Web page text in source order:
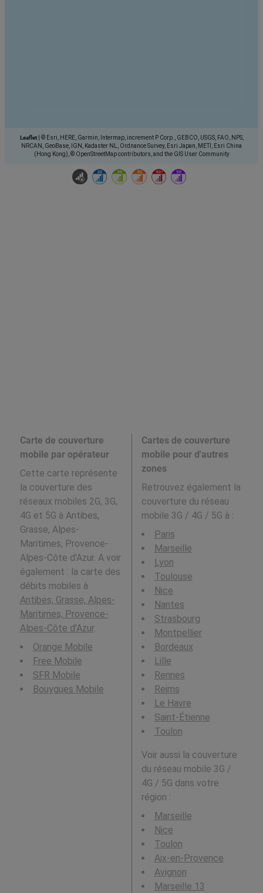
Leaflet
© Esri, HERE, Garmin, Intermap, increment P Corp., GEBCO, USGS, FAO, NPS,
NRCAN, GeoBase, IGN, Kadaster NL, Ordnance Survey, Esri Japan, METI, Esri China
(Hong Kong), © OpenStreetMap contributors, and the GIS User Community
Carte de couverture
mobile par opérateur
Cette carte représente
la couverture des
réseaux mobiles 2G, 3G,
4G et 5G à Antibes,
Grasse, Alpes-
Maritimes, Provence-
Alpes-Côte d'Azur. A voir
également : la carte des
débits mobiles à
Antibes, Grasse, Alpes-
Maritimes, Provence-
Alpes-Côte d'Azur.
Orange Mobile
Free Mobile
SFR Mobile
Bouygues Mobile
Cartes de couverture
mobile pour d'autres
zones
Retrouvez également la
couverture du réseau
mobile 3G / 4G / 5G à :
Paris
Marseille
Lyon
Toulouse
Nice
Nantes
Strasbourg
Montpellier
Bordeaux
Lille
Rennes
Reims
Le Havre
Saint-Étienne
Toulon
Voir aussi la couverture
du réseau mobile 3G /
4G / 5G dans votre
région :
Marseille
Nice
Toulon
Aix-en-Provence
Avignon
Marseille 13